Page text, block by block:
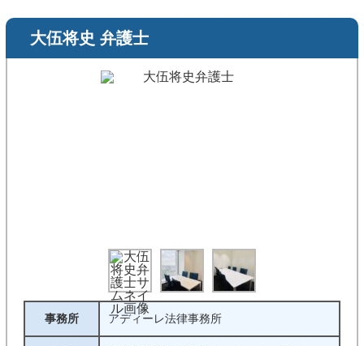
大伍将史 弁護士
事務所 アディーレ法律事務所